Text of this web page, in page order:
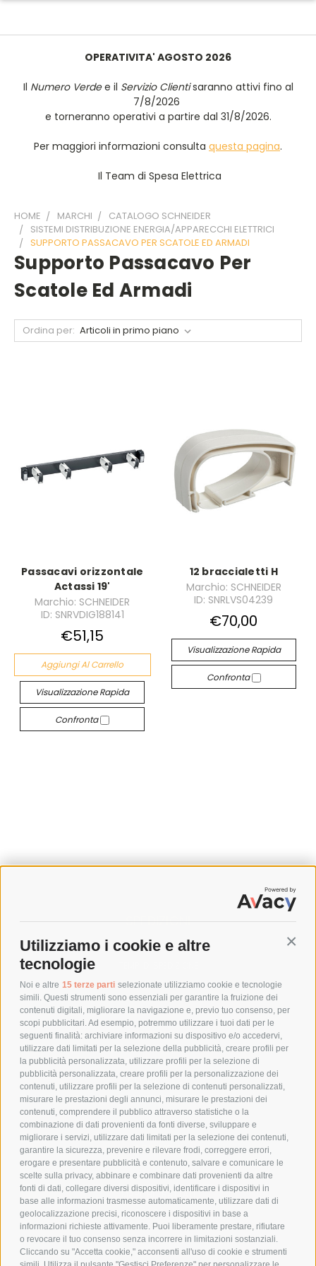
Utilizziamo i cookie e altre
tecnologie
Noi e altre 15 terze parti selezionate utilizziamo cookie e tecnologie
simili. Questi strumenti sono essenziali per garantire la fruizione dei
contenuti digitali, migliorare la navigazione e, previo tuo consenso, per
scopi pubblicitari. Ad esempio, potremmo utilizzare i tuoi dati per le
seguenti finalità: archiviare informazioni su dispositivo e/o accedervi,
utilizzare dati limitati per la selezione della pubblicità, creare profili per
la pubblicità personalizzata, utilizzare profili per la selezione di
pubblicità personalizzata, creare profili per la personalizzazione dei
contenuti, utilizzare profili per la selezione di contenuti personalizzati,
misurare le prestazioni degli annunci, misurare le prestazioni dei
contenuti, comprendere il pubblico attraverso statistiche o la
combinazione di dati provenienti da fonti diverse, sviluppare e
migliorare i servizi, utilizzare dati limitati per la selezione dei contenuti,
garantire la sicurezza, prevenire e rilevare frodi, correggere errori,
erogare e presentare pubblicità e contenuto, salvare e comunicare le
scelte sulla privacy, abbinare e combinare dati provenienti da altre
fonti di dati, collegare diversi dispositivi, identificare i dispositivi in
base alle informazioni trasmesse automaticamente, utilizzare dati di
geolocalizzazione precisi, riconoscere i dispositivi in base a
informazioni richieste attivamente. Puoi liberamente prestare, rifiutare
o revocare il tuo consenso senza incorrere in limitazioni sostanziali.
Cliccando su "Accetta cookie," acconsenti all'uso di cookie e strumenti
OPERATIVITA' AGOSTO 2026
Il Numero Verdee il Servizio Clientisaranno attivi fino al
7/8/2026
e torneranno operativi a partire dal 31/8/2026.
Per maggiori informazioni consulta questa pagina.
Il Team di Spesa Elettrica
HOME MARCHI
CATALOGO SCHNEIDER
SISTEMI DISTRIBUZIONE ENERGIA/APPARECCHI ELETTRICI
SUPPORTO PASSACAVO PER SCATOLE ED ARMADI
Supporto Passacavo Per
Scatole Ed Armadi
Ordina per:
Passacavi orizzontale
Actassi 19'
Marchio: SCHNEIDER
ID: SNRVDIG188141
€51,15
Aggiungi Al Carrello
Visualizzazione Rapida
Confronta
12 braccialetti H
Marchio: SCHNEIDER
ID: SNRLVS04239
€70,00
Visualizzazione Rapida
Confronta
SPEDIZIONI
COSTI DI SPEDIZIONE
POLITICA DI RESO
POLICY
PRIVACY POLICY
COOKIE POLICY
PAGAMENTI SICURI
AZIENDA
CHI SIAMO
MARCHI TRATTATI
CONDOMINI